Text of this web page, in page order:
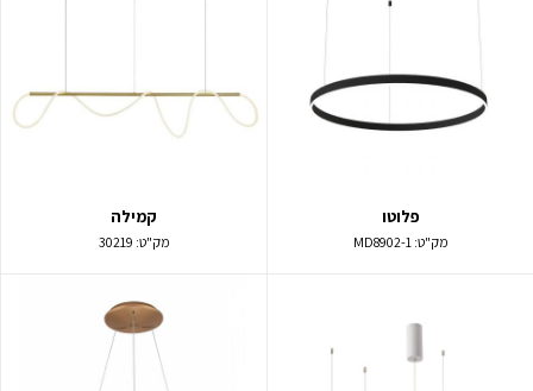
פלוטו
מק"ט:MD8902-1
קמילה
מק"ט: 30219